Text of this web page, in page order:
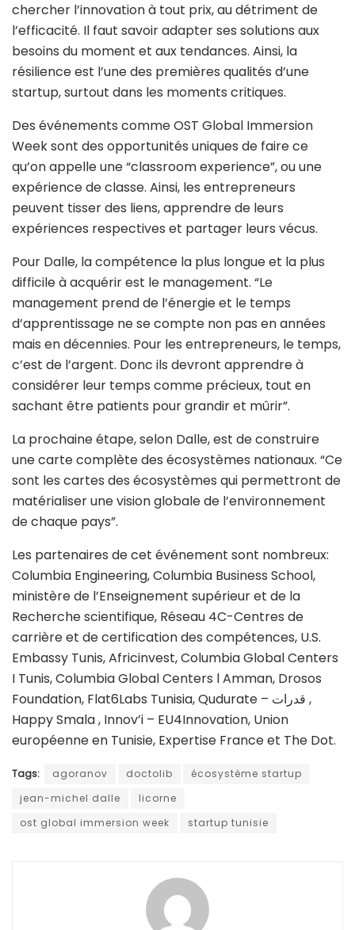
chercher l’innovation à tout prix, au détriment de
l’efficacité. Il faut savoir adapter ses solutions aux
besoins du moment et aux tendances. Ainsi, la
résilience est l’une des premières qualités d’une
startup, surtout dans les moments critiques.
Des événements comme OST Global Immersion
Week sont des opportunités uniques de faire ce
qu’on appelle une “classroom experience”, ou une
expérience de classe. Ainsi, les entrepreneurs
peuvent tisser des liens, apprendre de leurs
expériences respectives et partager leurs vécus.
Pour Dalle, la compétence la plus longue et la plus
difficile à acquérir est le management. “Le
management prend de l’énergie et le temps
d’apprentissage ne se compte non pas en années
mais en décennies. Pour les entrepreneurs, le temps,
c’est de l’argent. Donc ils devront apprendre à
considérer leur temps comme précieux, tout en
sachant être patients pour grandir et mûrir”.
La prochaine étape, selon Dalle, est de construire
une carte complète des écosystèmes nationaux. “Ce
sont les cartes des écosystèmes qui permettront de
matérialiser une vision globale de l’environnement
de chaque pays”.
Les partenaires de cet événement sont nombreux:
Columbia Engineering, Columbia Business School,
ministère de l’Enseignement supérieur et de la
Recherche scientifique, Réseau 4C-Centres de
carrière et de certification des compétences, U.S.
Embassy Tunis, Africinvest, Columbia Global Centers
I Tunis, Columbia Global Centers l Amman, Drosos
Foundation, Flat6Labs Tunisia, Qudurate – قدرات ,
Happy Smala , Innov’i – EU4Innovation, Union
européenne en Tunisie, Expertise France et The Dot.
Tags: agoranov doctolib
écosystème startup
jean-michel dalle
licorne
ost global immersion week
startup tunisie